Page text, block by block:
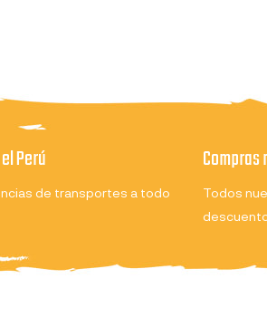
Perú
de transportes a todo
Compras
Todos